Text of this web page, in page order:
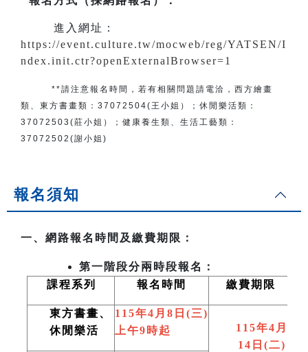
進入網址：
https://event.culture.tw/mocweb/reg/YATSEN/I
ndex.init.ctr?openExternalBrowser=1
**請注意報名時間，若有相關問題 請電洽 ， 西方繪畫
類、東方書畫類： 37072504(王小姐） ； 休閒樂活類：
37072503(莊小姐）； 健康養生類、生活工藝類：
37072502(謝小姐)
報名須知
一、網路報名時間及繳費期限：
第一階段分兩時段報名：
課程系列
報名時間 繳費期限
東方書畫、
休閒樂活
115年4月8日(三)
上午9時起
115年4月
14日(二)